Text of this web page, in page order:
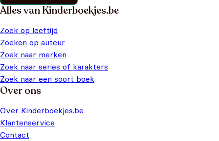
Alles van Kinderboekjes.be
Zoek op leeftijd
Zoeken op auteur
Zoek naar merken
Zoek naar series of karakters
Zoek naar een soort boek
Over ons
Over Kinderboekjes.be
Klantenservice
Contact